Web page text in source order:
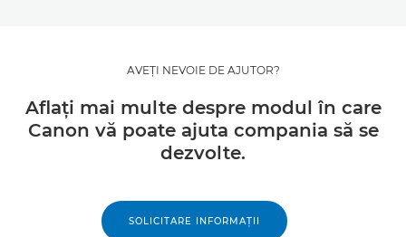
AVEŢI NEVOIE DE AJUTOR?
Aflaţi mai multe despre modul în care
Canon vă poate ajuta compania să se
dezvolte.
SOLICITARE INFORMAŢII